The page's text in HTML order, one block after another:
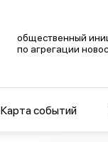
общественный
по агрегации
Карта событий